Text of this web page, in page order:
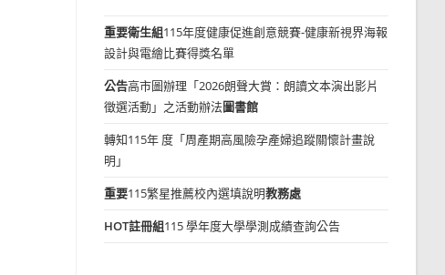
重要衛生組115年度健康促進創意競賽-健康新視界海報
設計與電繪比賽得獎名單
公告高市圖辦理「2026朗聲大賞：朗讀文本演出影片
徵選活動」之活動辦法圖書館
轉知115年 度「周產期高風險孕產婦追蹤關懷計畫說
明」
重要115繁星推薦校內選填說明教務處
HOT註冊組115 學年度大學學測成績查詢公告